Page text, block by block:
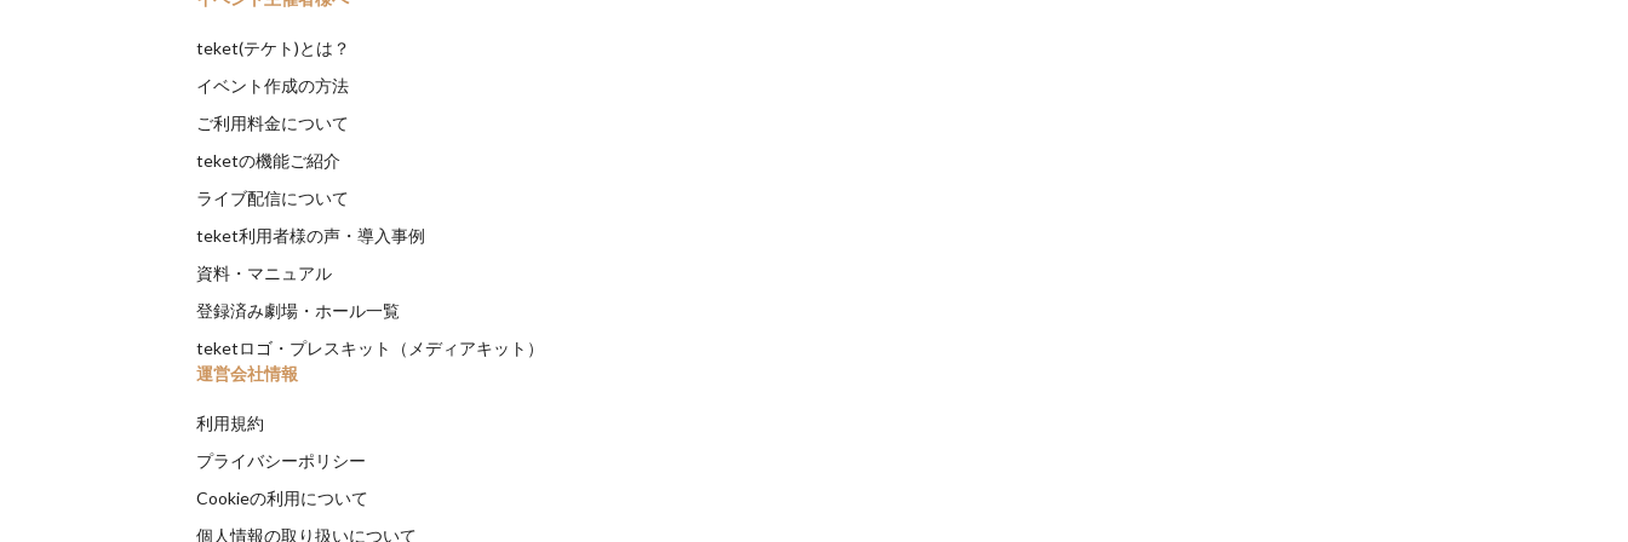
teket(テケト)とは？
イベント作成の方法
ご利用料金について
teketの機能ご紹介
ライブ配信について
teket利用者様の声・導入事例
資料・マニュアル
登録済み劇場・ホール一覧
teketロゴ・プレスキット（メディアキット）
運営会社情報
利用規約
プライバシーポリシー
Cookieの利用について
個人情報の取り扱いについて